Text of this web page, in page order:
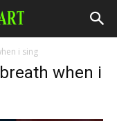
i sing
when i